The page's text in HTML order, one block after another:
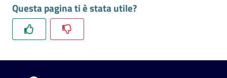
l'impresa
e
territorio
Questa pagina ti è stata utile?